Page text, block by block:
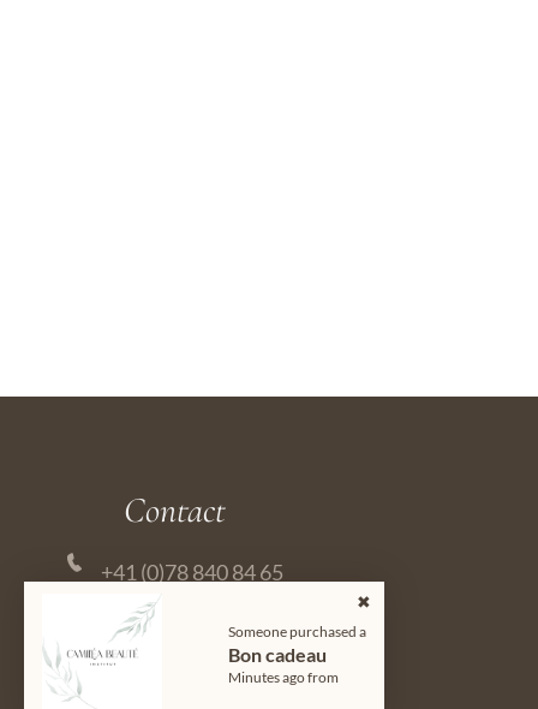
Contact
+41 (0)78 840 84 65
camille@camilea-beaute.ch
Rue de la gare 18, 1860
Someone purchased a
Bon cadeau
Minutes ago from